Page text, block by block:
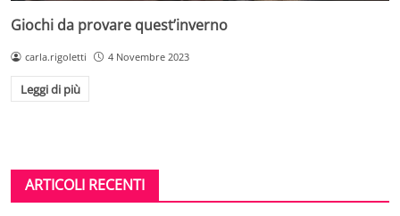
Giochi da provare quest’inverno
carla.rigoletti 4 Novembre 2023
Leggi di più
ARTICOLI RECENTI